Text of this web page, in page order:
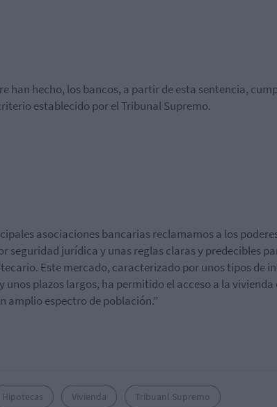
han hecho, los bancos, a partir de esta sentencia,
establecido por el Tribunal Supremo.
asociaciones bancarias reclamamos a los
seguridad jurídica y unas reglas claras y predecibles
Este mercado, caracterizado por unos tipos de
unos plazos largos, ha permitido el acceso a la vivienda
amplio espectro de población.”
Hipotecas Vivienda Tribuanl Supremo